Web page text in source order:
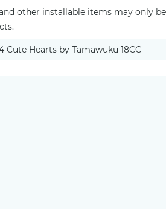
other installable items may only
Cute Hearts by Tamawuku 18CC